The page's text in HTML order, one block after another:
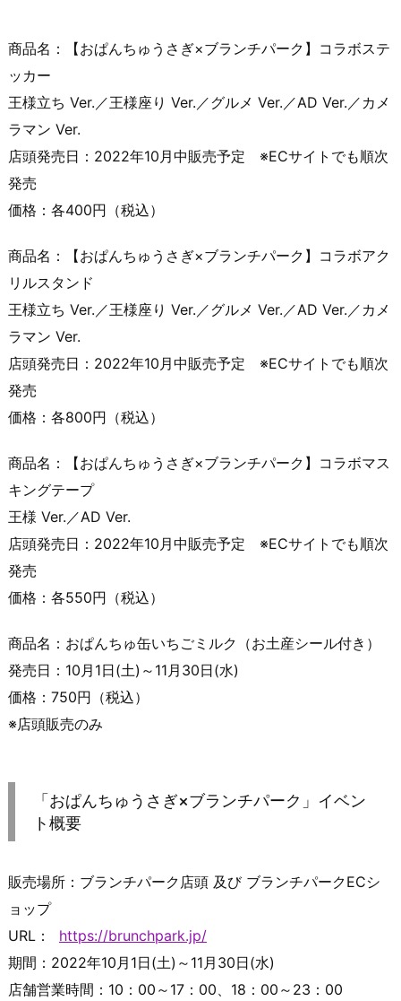
商品名：【おぱんちゅうさぎ×ブランチパーク】コラボステ
ッカー
王様立ち Ver.／王様座り Ver.／グルメ Ver.／AD Ver.／カメ
ラマン Ver.
店頭発売日：2022年10月中販売予定 ※ECサイトでも順次
発売
価格：各400円（税込）
商品名：【おぱんちゅうさぎ×ブランチパーク】コラボアク
リルスタンド
王様立ち Ver.／王様座り Ver.／グルメ Ver.／AD Ver.／カメ
ラマン Ver.
店頭発売日：2022年10月中販売予定 ※ECサイトでも順次
発売
価格：各800円（税込）
商品名：【おぱんちゅうさぎ×ブランチパーク】コラボマス
キングテープ
王様 Ver.／AD Ver.
店頭発売日：2022年10月中販売予定 ※ECサイトでも順次
発売
価格：各550円（税込）
商品名：おぱんちゅ缶いちごミルク（お土産シール付き）
発売日：10月1日(土)～11月30日(水)
価格：750円（税込）
※店頭販売のみ
「おぱんちゅうさぎ×ブランチパーク」イベン
ト概要
販売場所：ブランチパーク店頭 及び ブランチパークECシ
ョップ
URL：
https://brunchpark.jp/
期間：2022年10月1日(土)～11月30日(水)
店舗営業時間：10：00～17：00、18：00～23：00